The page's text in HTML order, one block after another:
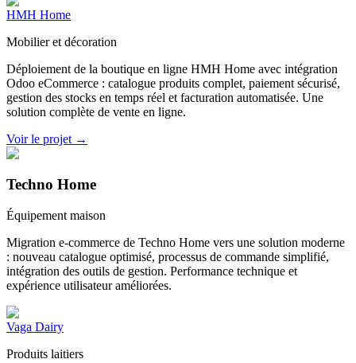
HMH Home
Mobilier et décoration
Déploiement de la boutique en ligne HMH Home avec intégration
Odoo eCommerce : catalogue produits complet, paiement sécurisé,
gestion des stocks en temps réel et facturation automatisée. Une
solution complète de vente en ligne.
Voir le projet →
Techno Home
Équipement maison
Migration e-commerce de Techno Home vers une solution moderne
: nouveau catalogue optimisé, processus de commande simplifié,
intégration des outils de gestion. Performance technique et
expérience utilisateur améliorées.
Vaga Dairy
Produits laitiers